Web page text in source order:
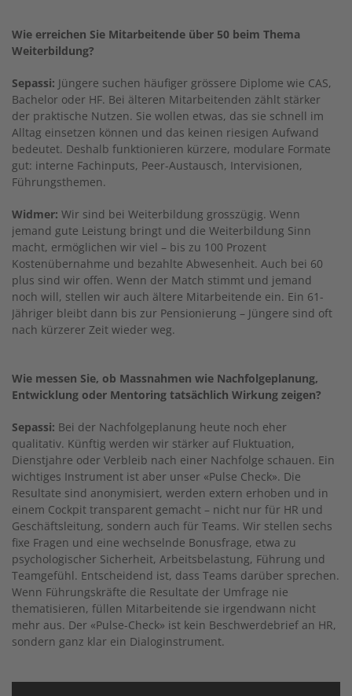
Wie erreichen Sie Mitarbeitende über 50 beim Thema
Weiterbildung?
Sepassi: Jüngere suchen häufiger grössere Diplome wie CAS,
Bachelor oder HF. Bei älteren Mitarbeitenden zählt stärker
der praktische Nutzen. Sie wollen etwas, das sie schnell im
Alltag einsetzen können und das keinen riesigen Aufwand
bedeutet. Deshalb funktionieren kürzere, modulare Formate
gut: interne Fachinputs, Peer-Austausch, Intervisionen,
Führungsthemen.
Widmer: Wir sind bei Weiterbildung grosszügig. Wenn
jemand gute Leistung bringt und die Weiterbildung Sinn
macht, ermöglichen wir viel – bis zu 100 Prozent
Kostenübernahme und bezahlte Abwesenheit. Auch bei 60
plus sind wir offen. Wenn der Match stimmt und jemand
noch will, stellen wir auch ältere Mitarbeitende ein. Ein 61-
Jähriger bleibt dann bis zur Pensionierung – Jüngere sind oft
nach kürzerer Zeit wieder weg.
Wie messen Sie, ob Massnahmen wie Nachfolgeplanung,
Entwicklung oder Mentoring tatsächlich Wirkung zeigen?
Sepassi: Bei der Nachfolgeplanung heute noch eher
qualitativ. Künftig werden wir stärker auf Fluktuation,
Dienstjahre oder Verbleib nach einer Nachfolge schauen. Ein
wichtiges Instrument ist aber unser «Pulse Check». Die
Resultate sind anonymisiert, werden extern erhoben und in
einem Cockpit transparent gemacht – nicht nur für HR und
Geschäftsleitung, sondern auch für Teams. Wir stellen sechs
fixe Fragen und eine wechselnde Bonusfrage, etwa zu
psychologischer Sicherheit, Arbeitsbelastung, Führung und
Teamgefühl. Entscheidend ist, dass Teams darüber sprechen.
Wenn Führungskräfte die Resultate der Umfrage nie
thematisieren, füllen Mitarbeitende sie irgendwann nicht
mehr aus. Der «Pulse-Check» ist kein Beschwerdebrief an HR,
sondern ganz klar ein Dialoginstrument.